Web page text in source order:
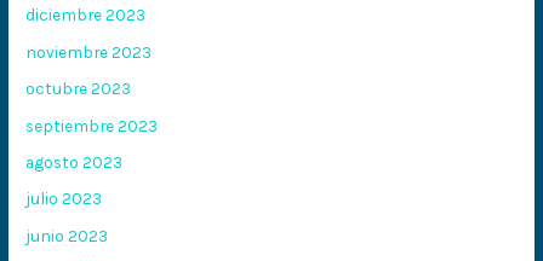
diciembre 2023
noviembre 2023
octubre 2023
septiembre 2023
agosto 2023
julio 2023
junio 2023